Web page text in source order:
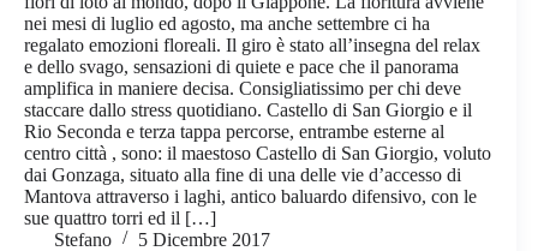
nei mesi di luglio ed agosto, ma anche settembre ci ha
regalato emozioni floreali. Il giro è stato all’insegna del relax
e dello svago, sensazioni di quiete e pace che il panorama
amplifica in maniere decisa. Consigliatissimo per chi deve
staccare dallo stress quotidiano. Castello di San Giorgio e il
Rio Seconda e terza tappa percorse, entrambe esterne al
centro città , sono: il maestoso Castello di San Giorgio, voluto
dai Gonzaga, situato alla fine di una delle vie d’accesso di
Mantova attraverso i laghi, antico baluardo difensivo, con le
sue quattro torri ed il […]
Stefano
5 Dicembre 2017